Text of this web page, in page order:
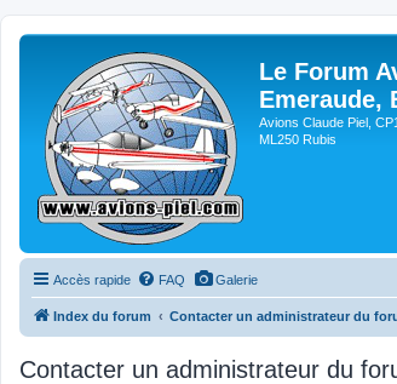
Le Forum
Emeraude,
Avions Claude Piel,
ML250 Rubis
Accès rapide FAQ Galerie
Index du forum Contacter un administrateur du
Contacter un administrateur du